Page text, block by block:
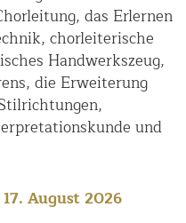
das Erlernen
chorleiterische
Handwerkszeug,
die Erweiterung
und
August 2026